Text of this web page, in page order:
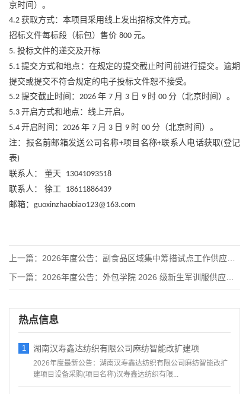
京时间）。
4.2 获取方式：本项目采用线上发出招标文件方式。
招标文件每标段（标包）售价 800 元。
5. 投标文件的递交及开标
5.1提交方式和地点：在规定的提交截止时间前进行提交。逾期
提交或提交不符合规定的电子投标文件恕不接受。
5.2 提交截止时间： 2026 年 7 月 3 日 9 时 00 分（北京时间）。
5.3 开启方式和地点：线上开启。
5.4 开启时间： 2026 年 7 月 3 日 9 时 00 分（北京时间）。
注：报名前邮箱发送公司名称+项目名称+联系人电话获取(登记
表)
联系人：
董天 13041093518
联系人：
徐工
18611886439
邮箱： guoxinzhaobiao123@163.com
上一篇： 2026年度公告：副食品区域集中筹措试点工作供应商入围采购项
下一篇： 2026年度公告：外包学院 2026 级新生军训服供应服务竞
热点信息
1 湖南汉寿鑫达纺织有限公司麻纺智能改扩建项
2026年度最新公告：湖南汉寿鑫达纺织有限公司麻纺智能改扩
建项目设备采购(项目名称)汉寿鑫达纺织有限...